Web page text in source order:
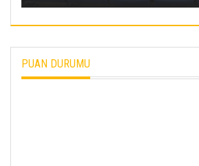
PUAN DURUMU